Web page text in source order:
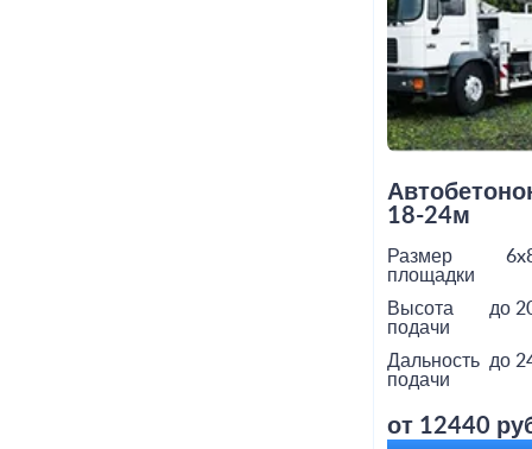
18-24м
Размер
площадки
Высота
подачи
до
Дальность
подачи
до
от 12440